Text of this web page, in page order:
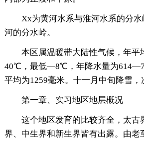
Xx为黄河水系与淮河水系的分
河的分水岭。
本区属温暖带大陆性气候，年
40℃，最低—8℃，年降水量为
平均为1259毫米。十一月中旬降雪，
第一章、实习地区地层概况
这个地区发育的比较齐全，太古
界、中生界和新生界皆有出露。由老